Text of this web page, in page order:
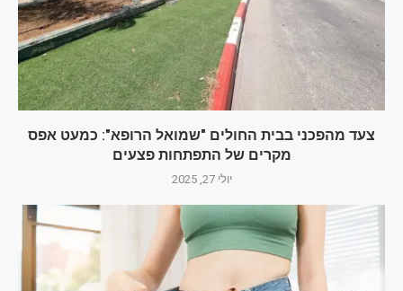
צעד מהפכני בבית החולים "שמואל הרופא": כמעט אפס
מקרים של התפתחות פצעים
יולי 27, 2025